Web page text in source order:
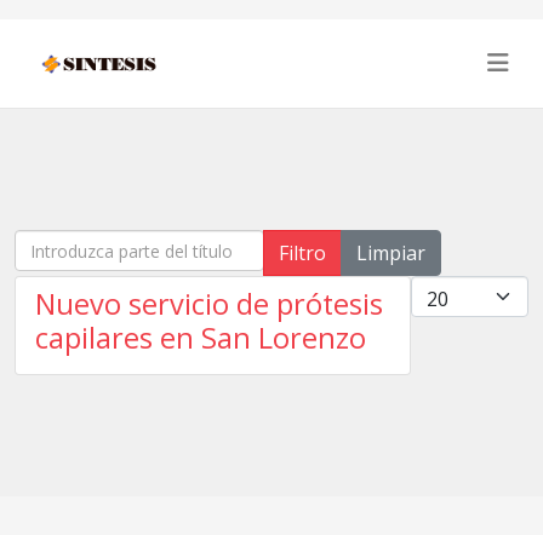
Introduzca parte del título Filtro
Limpiar
Cantidad
Nuevo servicio de prótesis
capilares en San Lorenzo